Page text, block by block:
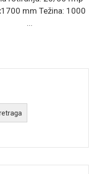
mm Težina: 1000
...